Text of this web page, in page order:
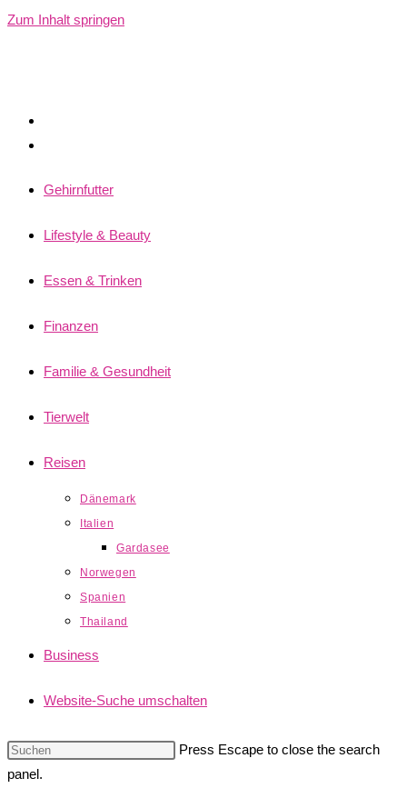
Zum Inhalt springen
Gehirnfutter
Lifestyle & Beauty
Essen & Trinken
Finanzen
Familie & Gesundheit
Tierwelt
Reisen
Dänemark
Italien
Gardasee
Norwegen
Spanien
Thailand
Business
Website-Suche umschalten
Press Escape to close the search
panel.